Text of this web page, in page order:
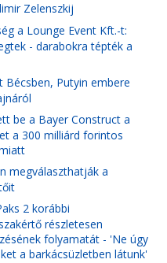
Zelenszkij
a Lounge Event Kft.-t:
- darabokra tépték a
Putyin embere
be a Bayer Construct a
a 300 milliárd forintos
megválaszthatják a
2 korábbi
részletesen
folyamatát - 'Ne úgy
a barkácsüzletben látunk'